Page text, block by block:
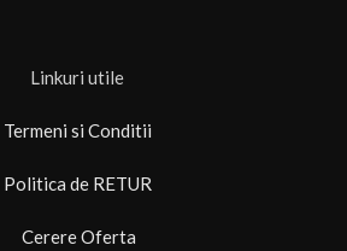
Linkuri utile
Termeni si Conditii
Politica de RETUR
Cerere Oferta